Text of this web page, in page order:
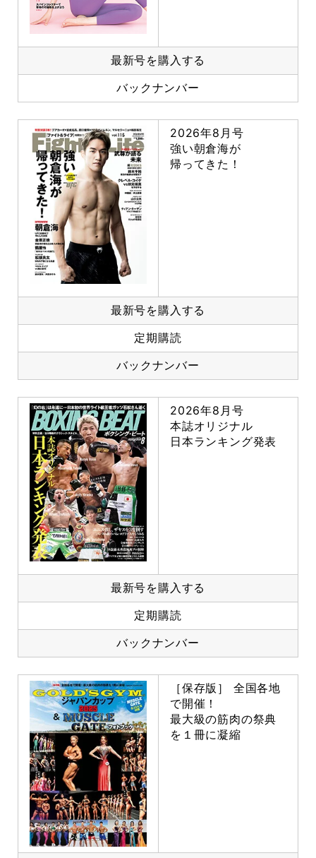
最新号を購入する
バックナンバー
2026年8月号
強い朝倉海が
帰ってきた！
最新号を購入する
定期購読
バックナンバー
2026年8月号
本誌オリジナル
日本ランキング発表
最新号を購入する
定期購読
バックナンバー
［保存版］ 全国各地
で開催！
最大級の筋肉の祭典
を１冊に凝縮